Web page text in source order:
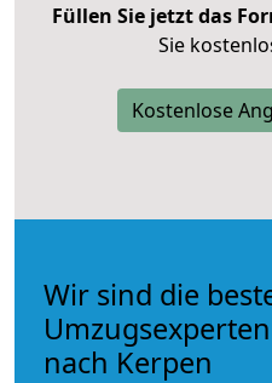
Füllen Sie jetzt das
Sie
Kostenlose
Wir sind die
nach Kerpen